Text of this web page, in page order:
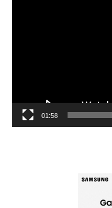
01:58